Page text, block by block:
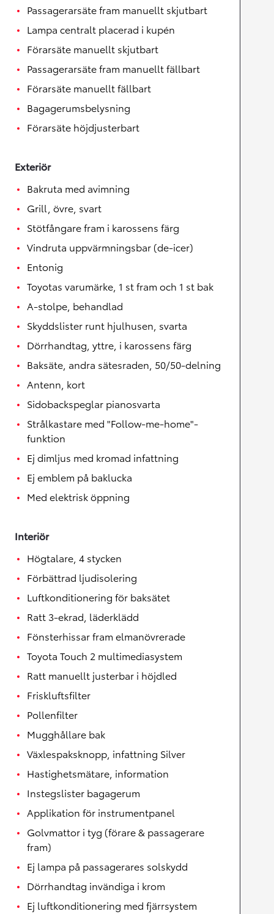
Passagerarsäte fram manuellt skjutbart
Lampa centralt placerad i kupén
Förarsäte manuellt skjutbart
Passagerarsäte fram manuellt fällbart
Förarsäte manuellt fällbart
Bagagerumsbelysning
Förarsäte höjdjusterbart
Exteriör
Bakruta med avimning
Grill, övre, svart
Stötfångare fram i karossens färg
Vindruta uppvärmningsbar (de-icer)
Entonig
Toyotas varumärke, 1 st fram och 1 st bak
A-stolpe, behandlad
Skyddslister runt hjulhusen, svarta
Dörrhandtag, yttre, i karossens färg
Baksäte, andra sätesraden, 50/50-delning
Antenn, kort
Sidobackspeglar pianosvarta
Strålkastare med "Follow-me-home"-
funktion
Ej dimljus med kromad infattning
Ej emblem på baklucka
Med elektrisk öppning
Interiör
Högtalare, 4 stycken
Förbättrad ljudisolering
Luftkonditionering för baksätet
Ratt 3-ekrad, läderklädd
Fönsterhissar fram elmanövrerade
Toyota Touch 2 multimediasystem
Ratt manuellt justerbar i höjdled
Friskluftsfilter
Pollenfilter
Mugghållare bak
Växlespaksknopp, infattning Silver
Hastighetsmätare, information
Instegslister bagagerum
Applikation för instrumentpanel
Golvmattor i tyg (förare & passagerare
fram)
Ej lampa på passagerares solskydd
Dörrhandtag invändiga i krom
Ej luftkonditionering med fjärrsystem